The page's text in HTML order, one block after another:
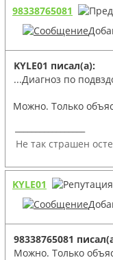
98338765081
KYLE01 писал(а):
...Диагноз по
Можно. Только
Не так страшен
KYLE01
98338765081
Можно. Только